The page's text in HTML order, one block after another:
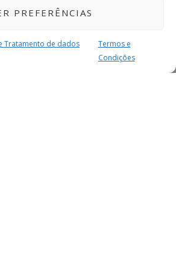
PREFERÊNCIAS
Tratamento de dados
Termos e
Condições